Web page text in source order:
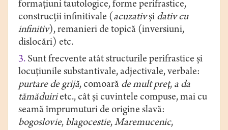
formațiuni tautologice, forme perifrastice,
construcţii infinitivale (acuzativși dativ cu
infinitiv), remanieri de topică (inversiuni,
dislocări) etc.
3. Sunt frecvente atât structurile perifrastice și
locuțiunile substantivale, adjectivale, verbale:
purtare de grijă, comoară de mult preț, a da
tămăduirietc., cât și cuvintele compuse, mai cu
seamă împrumuturi de origine slavă:
bogoslovie, blagocestie,Maremucenic,